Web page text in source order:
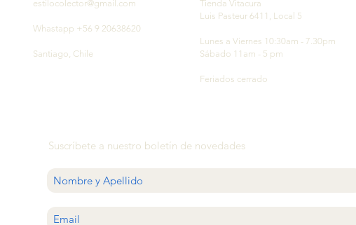
estilocolector@gmail.com
Whastapp +56 9 20638620
Santiago, Chile
Tienda Vitacura
Luis Pasteur 6411, Local 5
Lunes a Viernes 10:30am - 7.30pm
Sábado 11am - 5 pm
Feriados cerrado
Suscríbete a nuestro boletín de novedades